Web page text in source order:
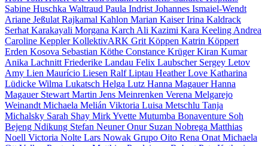
Sabine Huschka Waltraud Paula Indrist Johannes Ismaiel-Wendt
Ariane Jeßulat Rajkamal Kahlon Marian KaiserIrina Kaldrack
Serhat Karakayali Morgana Karch Ali Kazimi Kara Keeling Andrea
Caroline KepplerKollektivARK Grit Köppen Katrin Köppert
Erden Kosova Sebastian Köthe Constance KrügerKiran Kumar
Anika Lachnitt Friederike Landau Felix Laubscher Sergey Letov
Amy Lien Maurício Liesen Ralf Liptau Heather Love Katharina
Lüdicke Wilma Lukatsch Helga Lutz Hanna MagauerHanna
Magauer Stewart Martin Jens Meinrenken Verena Melgarejo
Weinandt Michaela Melián Viktoria Luisa Metschlu Tanja
Michalsky Sarah Shay MirkYvette Mutumba Bonaventure Soh
Bejeng Ndikung Stefan NeunerOnur Suzan Nobrega Matthias
Noell Victoria Nolte Lars Nowak Grupo Oito Rena Onat Michaela